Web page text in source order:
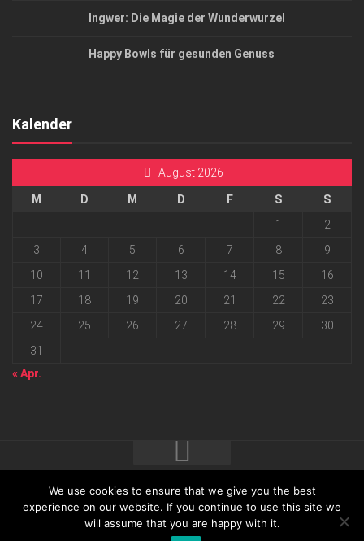
Ingwer: Die Magie der Wunderwurzel
Happy Bowls für gesunden Genuss
Kalender
August 2026
M D M D F S
S
1
2
3
4 5 6 7 8
9
10
11 12 13 14 15
16
17
18 19 20 21 22
23
24
25 26 27 28 29
30
31
« Apr.
2026 progressmedia Verlag & Werbeagentur GmbH • Bautzner
Landstraße 62 • 01324 Dresden
We use cookies to ensure that we give you the best
experience on our website. If you continue to use this site we
will assume that you are happy with it.